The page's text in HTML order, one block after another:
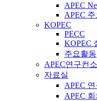
APEC
APEC
KOPEC
PECC
KOPEC
주요활동
APEC연구컨
자료실
APEC
APEC